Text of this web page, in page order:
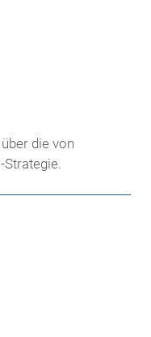
die von